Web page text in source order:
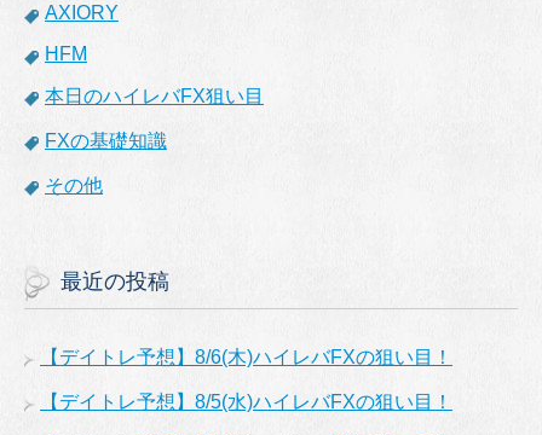
AXIORY
HFM
本日のハイレバFX狙い目
FXの基礎知識
その他
最近の投稿
【デイトレ予想】8/6(木)ハイレバFXの狙い目！
【デイトレ予想】8/5(水)ハイレバFXの狙い目！